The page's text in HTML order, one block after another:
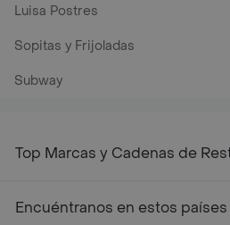
Luisa Postres
Sopitas y Frijoladas
Subway
Top Marcas y Cadenas de
Encuéntranos en estos países